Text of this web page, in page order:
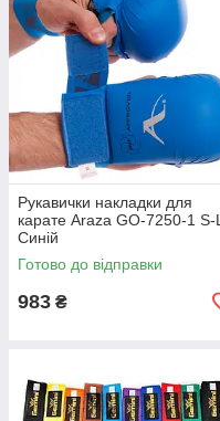
Рукавички накладки для
карате Araza GO-7250-1 S-L
Синій
Готово до відправки
983 ₴